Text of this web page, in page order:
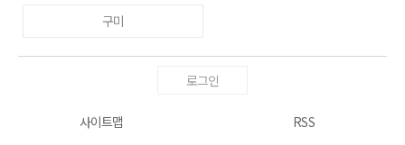
구미
로그인
사이트맵 RSS